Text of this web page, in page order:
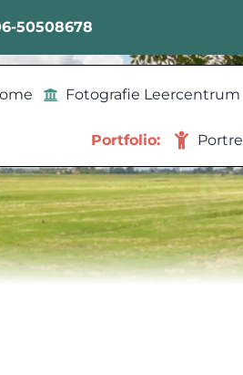
50508678
Fotografie Leercentrum
Portfolio: